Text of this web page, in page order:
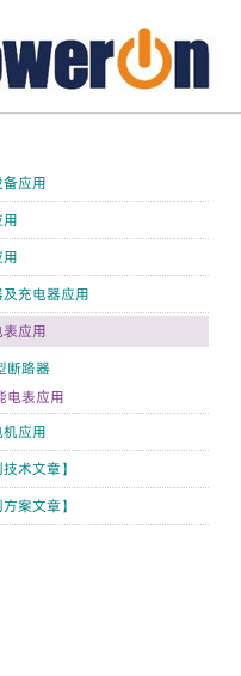
应用
充电器应用
应用
断路器
电表应用
应用
技术文章】
方案文章】